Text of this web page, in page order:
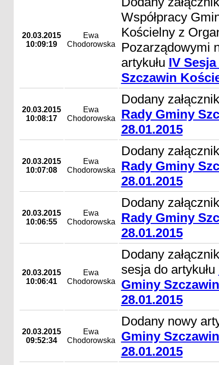
20.03.2015
10:09:19
Ewa
Chodorowska
Współpracy
Kościelny z
Pozarządowymi
artykułu IV
Szczawin
20.03.2015
10:08:17
Ewa
Chodorowska
Dodany
Rady Gminy
28.01.2015
20.03.2015
10:07:08
Ewa
Chodorowska
Dodany
Rady Gminy
28.01.2015
20.03.2015
10:06:55
Ewa
Chodorowska
Dodany
Rady Gminy
28.01.2015
20.03.2015
10:06:41
Ewa
Chodorowska
Dodany
sesja do artykułu
Gminy
28.01.2015
20.03.2015
09:52:34
Ewa
Chodorowska
Dodany nowy
Gminy
28.01.2015